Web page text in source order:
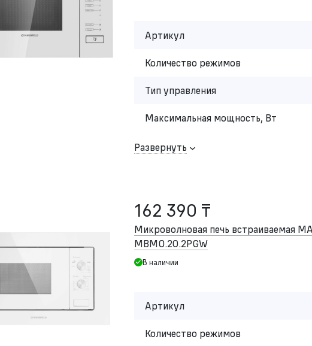
Артикул
Количество режимов
Тип управления
Максимальная мощность, Вт
Развернуть
162 390 ₸
Микроволновая печь встраиваемая
MBMO.20.2PGW
В наличии
Артикул
Количество режимов